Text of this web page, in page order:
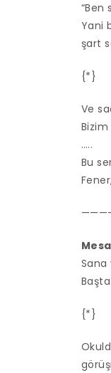
“Ben
Yani
şart
{*}
Ve
…..
Bu
Sana
{*}